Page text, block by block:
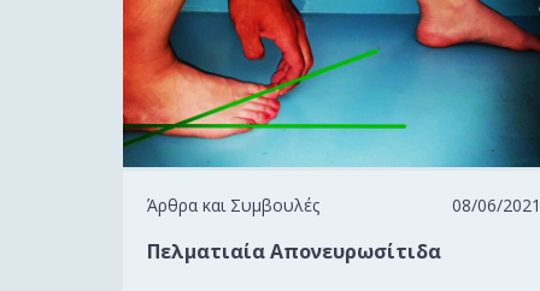
Άρθρα και Συμβουλές 08/06/2021
Πελματιαία Απονευρωσίτιδα